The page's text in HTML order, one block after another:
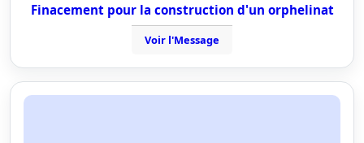
Finacement pour la construction d'un orphelinat
Voir l'Message